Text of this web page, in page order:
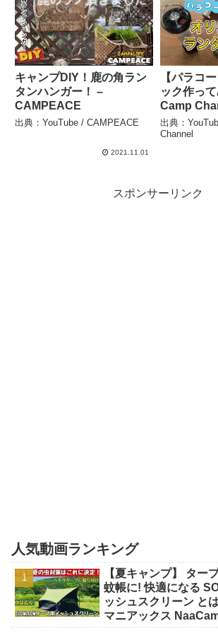
キャンプDIY！鹿の角ラン
タンハンガー！ –
CAMPEACE
出典：YouTube / CAMPEACE
2021.11.01
【パラコ
ック作っ
Camp
出典：
Channel
スポンサーリンク
人気動画ランキング
【夏キャンプ】 ター
蚊帳に! 快適になる
ッシュスクリーン と
マニアックス